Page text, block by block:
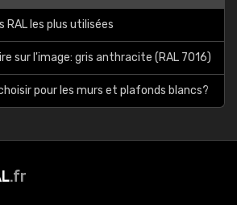
RAL les plus utilisées
sur l'image: gris anthracite (RAL 7016)
pour les murs et plafonds blancs?
.fr